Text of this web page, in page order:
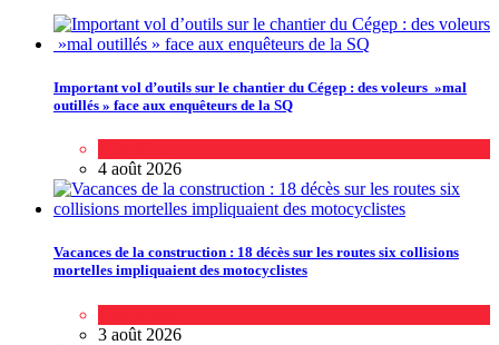
Important vol d’outils sur le chantier du Cégep : des voleurs »mal
outillés » face aux enquêteurs de la SQ
4 août 2026
Vacances de la construction : 18 décès sur les routes six collisions
mortelles impliquaient des motocyclistes
3 août 2026